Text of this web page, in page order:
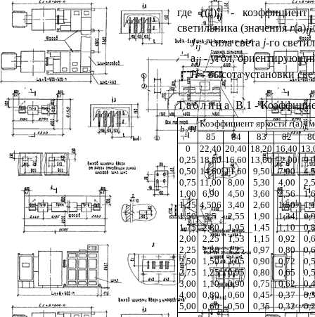
гдеr(a)ij
- коэффициент
светильника (значенияr(a)ij
Jij - сила света j-го
aij- угол,
Н- высота установки
ТаблицаВ.1 -
bi/H
Коэффициент яркостиr(a)ij
85
84 83 82
0
22,40 20,40 18,20 16,40
0,25 18,80 16,60 13,60 12,00
0,50 14,60 11,60 9,50 7,00
0,75 11,00 8,00 5,30 4,00
1,00
6,90 4,50 3,60 2,56
1,25 4,506 3,40 2,60 1,50
1,50
3,5 2,55 1,90 1,34
1,75 2,80 1,95 1,45 1,10
2,00
2,25 1,53 1,15 0,92
2,25
1,80 1,25 0,97 0,80
2,50
1,50 1,05 0,90 0,72
2,75
1,25 0,95 0,80 0,65
3,00
1,10 0,90 0,75 0,62
4,00
0,80 0,60 0,45 0,37
5,00
0,60 0,50 0,35 0,32